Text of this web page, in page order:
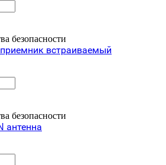
безопасности
встраиваемый
безопасности
антенна